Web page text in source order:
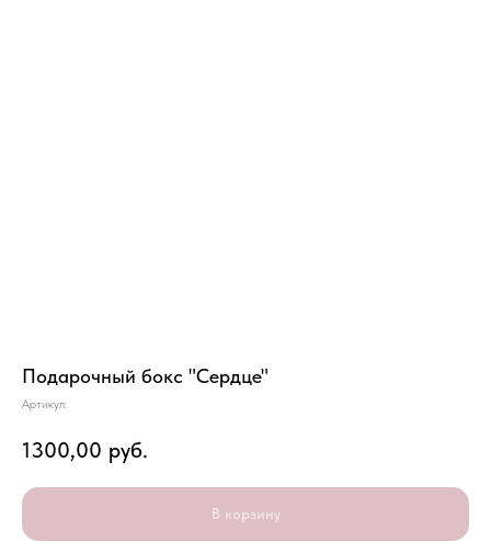
Подарочный бокс "Сердце"
Артикул:
1300,00 руб.
В корзину